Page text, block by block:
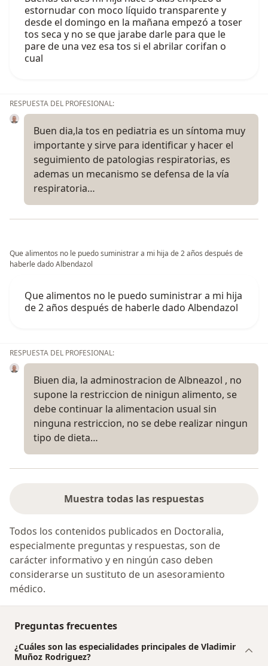
estornudar con moco líquido transparente y
desde el domingo en la mañana empezó a toser
tos seca y no se que jarabe darle para que le
pare de una vez esa tos si el abrilar corifan o
cual
RESPUESTA DEL PROFESIONAL:
Buen dia,la tos en pediatria es un síntoma muy
importante y sirve para identificar y hacer el
seguimiento de patologias respiratorias, es
ademas un mecanismo se defensa de la vía
respiratoria…
Que alimentos no le puedo suministrar a mi hija de 2 años después de
haberle dado Albendazol
Que alimentos no le puedo suministrar a mi hija
de 2 años después de haberle dado Albendazol
RESPUESTA DEL PROFESIONAL:
Biuen dia, la adminostracion de Albneazol , no
supone la restriccion de ninigun alimento, se
debe continuar la alimentacion usual sin
ninguna restriccion, no se debe realizar ningun
tipo de dieta…
Muestra todas las respuestas
Todos los contenidos publicados en Doctoralia,
especialmente preguntas y respuestas, son de
carácter informativo y en ningún caso deben
considerarse un sustituto de un asesoramiento
médico.
Preguntas frecuentes
¿Cuáles son las especialidades principales de Vladimir
Muñoz Rodriguez?